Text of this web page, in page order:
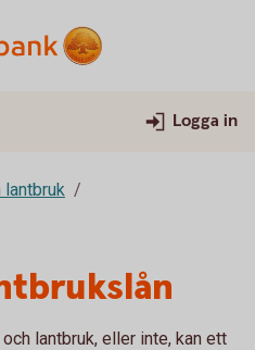
Logga in
lantbruk
lantbruk, eller inte, kan ett